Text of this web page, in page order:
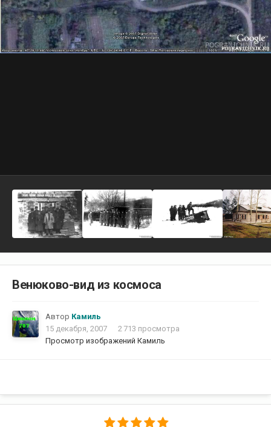
Венюково-вид из космоса
Автор Камиль
15 декабря, 2007
2 713 просмотра
Просмотр изображений Камиль